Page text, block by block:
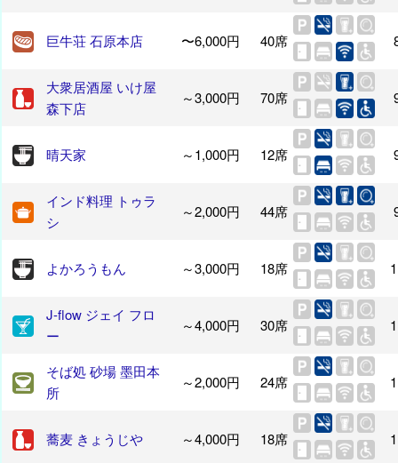
巨牛荘 石原本店 〜6,000円 40席
大衆居酒屋 いけ屋
森下店
～3,000円 70席
晴天家 ～1,000円 12席
インド料理 トゥラ
シ
～2,000円 44席
よかろうもん ～3,000円 18席
J-flow ジェイ フロ
ー
～4,000円 30席
そば処 砂場 墨田本
所
～2,000円 24席
蕎麦 きょうじや ～4,000円 18席